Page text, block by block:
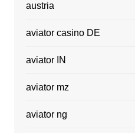
austria
aviator casino DE
aviator IN
aviator mz
aviator ng